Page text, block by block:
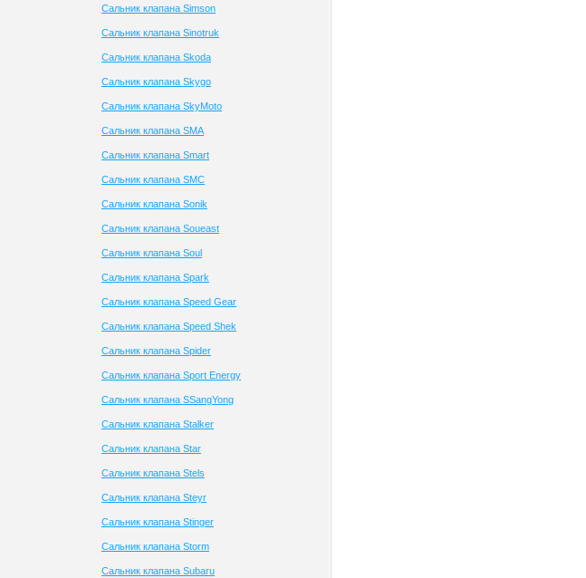
Сальник клапана Simson
Сальник клапана Sinotruk
Сальник клапана Skoda
Сальник клапана Skygo
Сальник клапана SkyMoto
Сальник клапана SMA
Сальник клапана Smart
Сальник клапана SMC
Сальник клапана Sonik
Сальник клапана Soueast
Сальник клапана Soul
Сальник клапана Spark
Сальник клапана Speed Gear
Сальник клапана Speed Shek
Сальник клапана Spider
Сальник клапана Sport Energy
Сальник клапана SSangYong
Сальник клапана Stalker
Сальник клапана Star
Сальник клапана Stels
Сальник клапана Steyr
Сальник клапана Stinger
Сальник клапана Storm
Сальник клапана Subaru